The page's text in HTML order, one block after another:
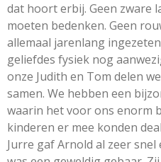
dat hoort erbij. Geen zware
moeten bedenken. Geen
allemaal jarenlang
geliefdes fysiek nog
onze Judith en Tom delen
samen. We hebben een
waarin het voor ons enorm
kinderen er mee konden
Jurre gaf Arnold al zeer